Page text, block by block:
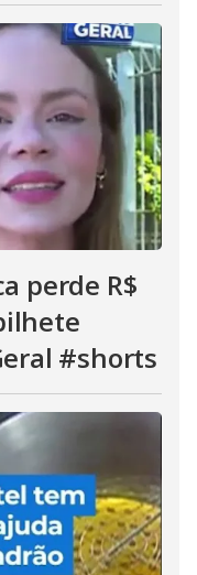
perde R$
#shorts